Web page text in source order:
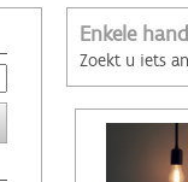
Enkele
Zoekt u iets